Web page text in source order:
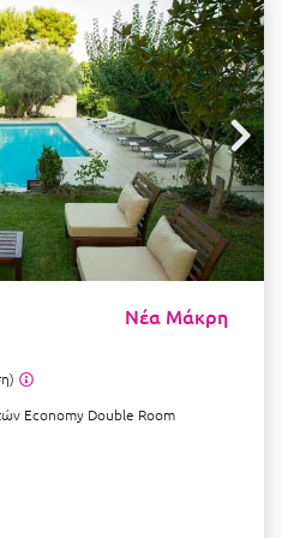
Νέα Μάκρη
Economy Double Room